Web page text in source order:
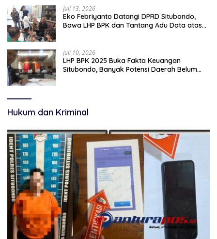
Juli 13, 2026
Eko Febriyanto Datangi DPRD Situbondo,
Bawa LHP BPK dan Tantang Adu Data atas
Juli 10, 2026
LHP BPK 2025 Buka Fakta Keuangan
Situbondo, Banyak Potensi Daerah Belum
Hukum dan Kriminal